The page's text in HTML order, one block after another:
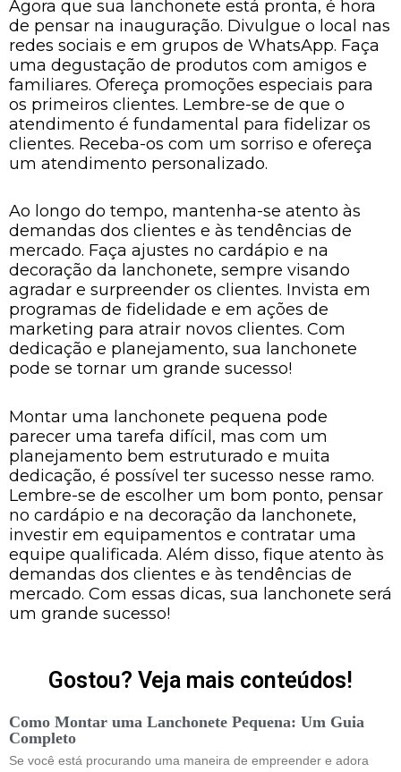
Agora que sua lanchonete está pronta, é hora
de pensar na inauguração. Divulgue o local nas
redes sociais e em grupos de WhatsApp. Faça
uma degustação de produtos com amigos e
familiares. Ofereça promoções especiais para
os primeiros clientes. Lembre-se de que o
atendimento é fundamental para fidelizar os
clientes. Receba-os com um sorriso e ofereça
um atendimento personalizado.
Ao longo do tempo, mantenha-se atento às
demandas dos clientes e às tendências de
mercado. Faça ajustes no cardápio e na
decoração da lanchonete, sempre visando
agradar e surpreender os clientes. Invista em
programas de fidelidade e em ações de
marketing para atrair novos clientes. Com
dedicação e planejamento, sua lanchonete
pode se tornar um grande sucesso!
Montar uma lanchonete pequena pode
parecer uma tarefa difícil, mas com um
planejamento bem estruturado e muita
dedicação, é possível ter sucesso nesse ramo.
Lembre-se de escolher um bom ponto, pensar
no cardápio e na decoração da lanchonete,
investir em equipamentos e contratar uma
equipe qualificada. Além disso, fique atento às
demandas dos clientes e às tendências de
mercado. Com essas dicas, sua lanchonete será
um grande sucesso!
Gostou? Veja mais conteúdos!
Como Montar uma Lanchonete Pequena: Um Guia
Completo
Se você está procurando uma maneira de empreender e adora